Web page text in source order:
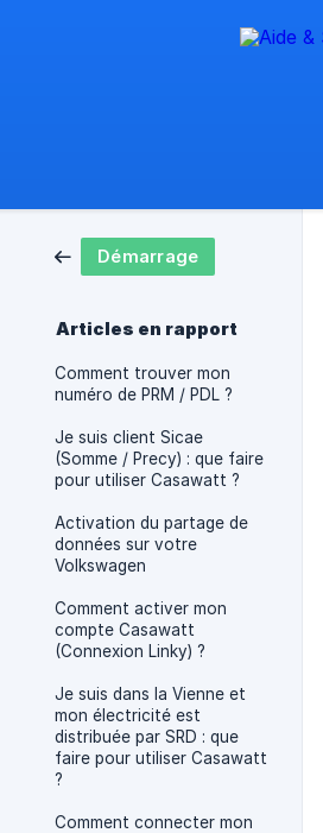
Démarrage
Articles en rapport
Comment trouver mon
numéro de PRM / PDL ?
Je suis client Sicae
(Somme / Precy) : que faire
pour utiliser Casawatt ?
Activation du partage de
données sur votre
Volkswagen
Comment activer mon
compte Casawatt
(Connexion Linky) ?
Je suis dans la Vienne et
mon électricité est
distribuée par SRD : que
faire pour utiliser Casawatt
?
Comment connecter mon